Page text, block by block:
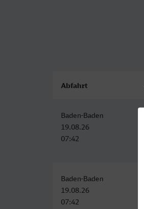
Abfahrt
Baden-Baden
19.08.26
07:42
Baden-Baden
19.08.26
07:42